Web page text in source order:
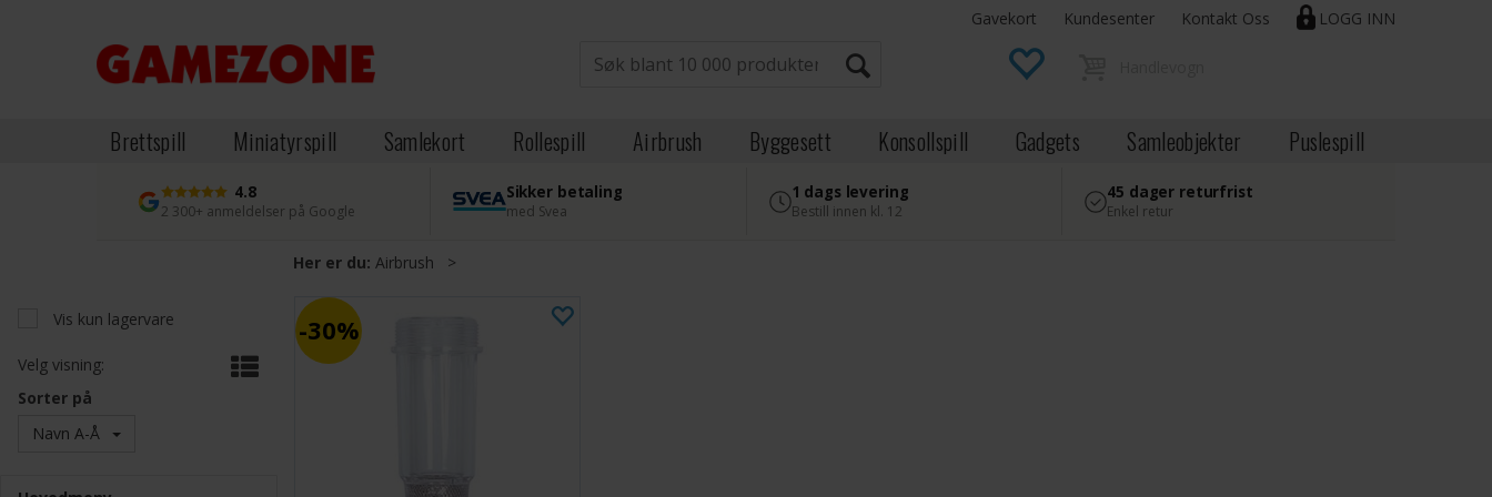
LOGG INN
Gavekort Kundesenter Kontakt Oss
Brettspill Miniatyrspill Samlekort Rollespill Airbrush Byggesett Konsollspill Gadgets Samleobjekter Puslespill
4.8
2 300+ anmeldelser på Google
Sikker betaling
med Svea
1 dags levering
Bestill innen kl. 12
45 dager returfrist
Enkel retur
Her er du: Airbrush >
Vis kun lagervare
Velg visning:
Sorter på
Navn A-Å
30%